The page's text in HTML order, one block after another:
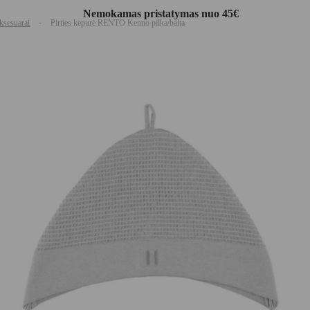
Nemokamas pristatymas nuo 45€
- Pirties kepurė RENTO Kenno pilka/balta